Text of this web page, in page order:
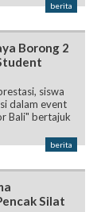
berita
Borong 2
siswa
dalam event
Bali" bertajuk
berita
Silat